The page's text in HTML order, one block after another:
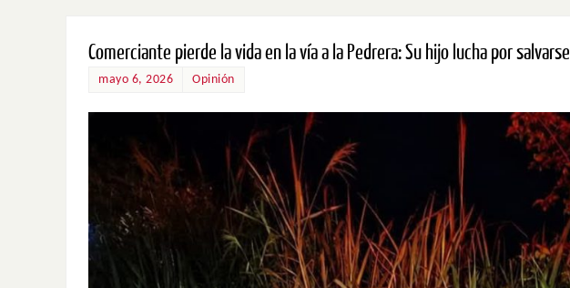
Comerciante pierde la vida en la vía a la Pedrera: Su hijo lucha por salvarse
mayo 6, 2026 Opinión